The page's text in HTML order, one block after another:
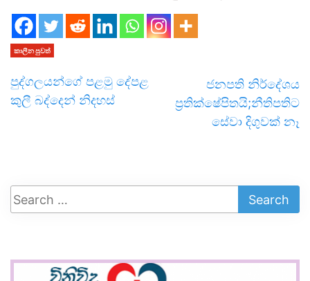
කාලීන පුවත්
පුද්ගලයන්ගේ පළමු දේපළ
කුලී බද්දෙන් නිදහස්
ජනපති නිර්දේශය
ප්‍රතික්ෂේපිතයි;නීතිපතිට
සේවා දිගුවක් නෑ